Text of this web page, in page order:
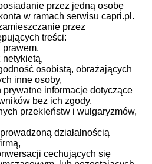
przez jedną osobę
w ramach serwisu capri.pl.
przez
treści:
prawem,
netykietą,
osobistą, obrażających
inne osoby,
prywatne informacje dotyczące
bez ich zgody,
przekleństw i wulgaryzmów,
działalnością
cechujących się